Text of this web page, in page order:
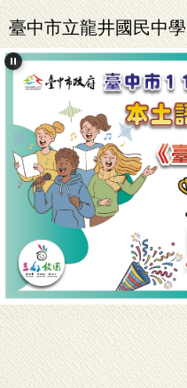
跳
到
主
要
區
臺中市立龍井國民中學